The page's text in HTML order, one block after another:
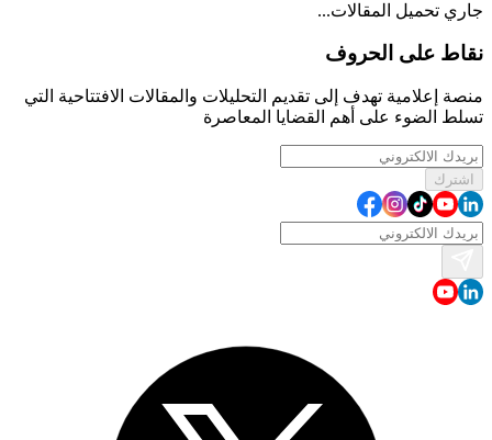
جاري تحميل المقالات...
نقاط على الحروف
منصة إعلامية تهدف إلى تقديم التحليلات والمقالات الافتتاحية التي
تسلط الضوء على أهم القضايا المعاصرة
اشترك